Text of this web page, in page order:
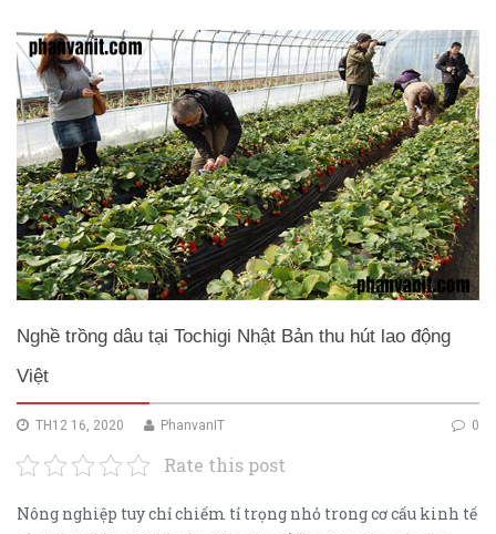
Nghề trồng dâu tại Tochigi Nhật Bản thu hút lao động
Việt
TH12 16, 2020 0
PhanvanIT
Rate this post
Nông nghiệp tuy chỉ chiếm tỉ trọng nhỏ trong cơ cấu kinh tế